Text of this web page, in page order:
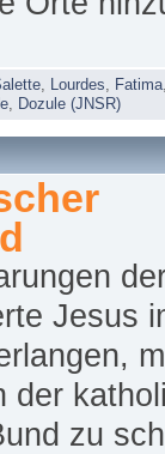
Lourdes Fatima
Dozule (JNSR)
Jesus
der
zu